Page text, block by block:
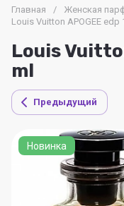
Главная / Женская
Louis Vuitton APOGEE edp
Louis
ml
Предыдущий
Новинка